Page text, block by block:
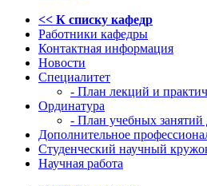
<< К списку кафедр
Работники кафедры
Контактная информация
Новости
Специалитет
- План лекций и
Ординатура
- План учебных занятий
Дополнительное
Студенческий научный
Научная работа